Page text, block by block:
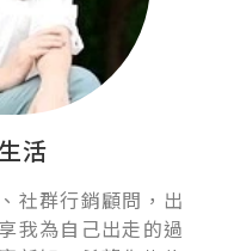
活
社群行銷顧問，出
我為自己出走的過